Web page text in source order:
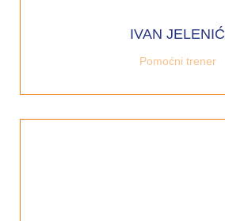
IVAN JELENIĆ
Pomoćni trener